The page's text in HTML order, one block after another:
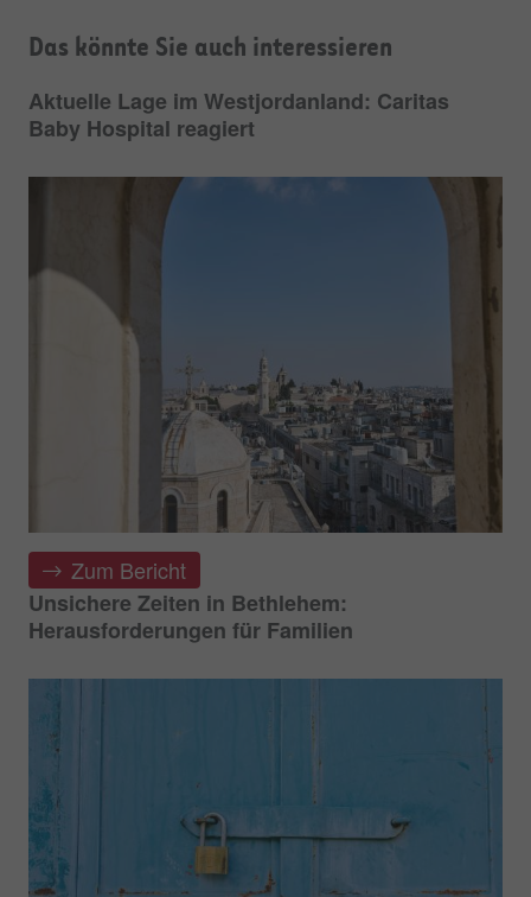
Das könnte Sie auch interessieren
Aktuelle Lage im Westjordanland: Caritas
Baby Hospital reagiert
Zum Bericht
Unsichere Zeiten in Bethlehem:
Herausforderungen für Familien